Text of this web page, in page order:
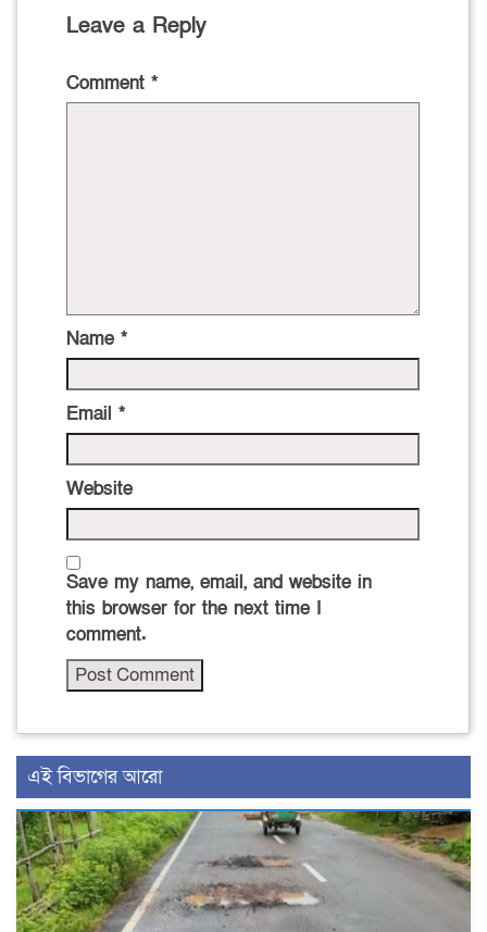
Leave a Reply
Comment *
Name *
Email *
Website
Save my name, email, and website in
this browser for the next time I
comment.
এই বিভাগের আরো